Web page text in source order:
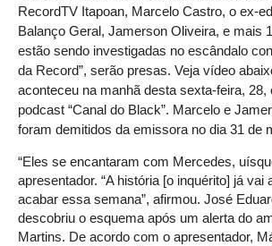
RecordTV Itapoan, Marcelo Castro, o ex-
Balanço Geral, Jamerson Oliveira, e mais
estão sendo investigadas no escândalo
da Record”, serão presas. Veja vídeo
aconteceu na manhã desta sexta-feira, 28,
podcast “Canal do Black”. Marcelo e
foram demitidos da emissora no dia 31 de
“Eles se encantaram com Mercedes,
apresentador. “A história [o inquérito] já vai
acabar essa semana”, afirmou. José
descobriu o esquema após um alerta do
Martins. De acordo com o apresentador,